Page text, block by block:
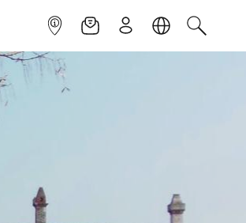
POINT INFONEWSLETTER
S'INSCRIRELANGUE